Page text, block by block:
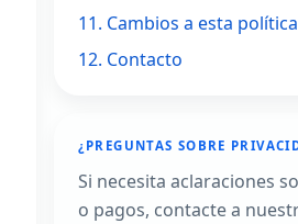
11. Cambios a esta política
12. Contacto
¿PREGUNTAS SOBRE
Si necesita aclaraciones
o pagos, contacte a